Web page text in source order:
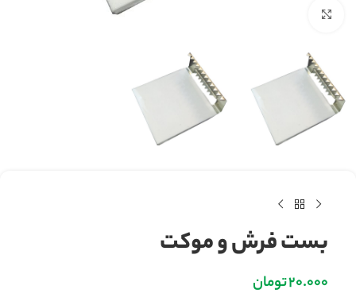
بست فرش و موکت
20.000تومان